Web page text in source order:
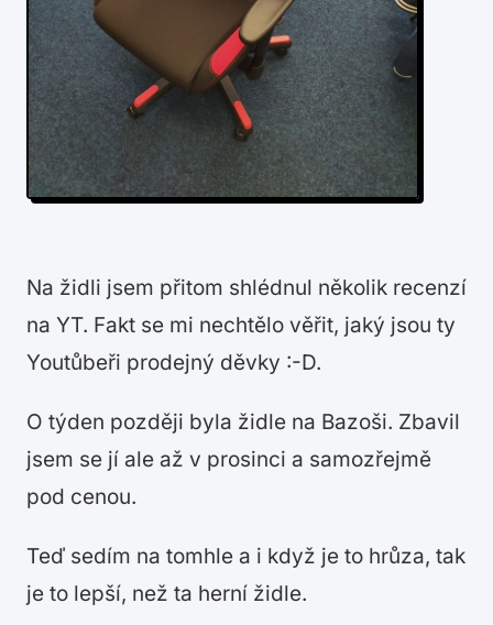
Na židli jsem přitom shlédnul několik recenzí
na YT. Fakt se mi nechtělo věřit, jaký jsou ty
Youtůbeři prodejný děvky :-D.
O týden později byla židle na Bazoši. Zbavil
jsem se jí ale až v prosinci a samozřejmě
pod cenou.
Teď sedím na tomhle a i když je to hrůza, tak
je to lepší, než ta herní židle.